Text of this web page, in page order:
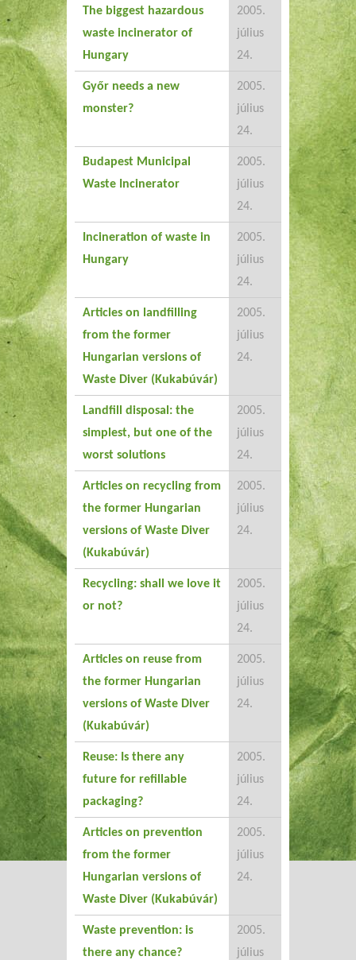
The biggest hazardous
waste incinerator of
Hungary
2005.
július
24.
Győr needs a new
monster?
2005.
július
24.
Budapest Municipal
Waste Incinerator
2005.
július
24.
Incineration of waste in
Hungary
2005.
július
24.
Articles on landfilling
from the former
Hungarian versions of
Waste Diver (Kukabúvár)
2005.
július
24.
Landfill disposal: the
simplest, but one of the
worst solutions
2005.
július
24.
Articles on recycling from
the former Hungarian
versions of Waste Diver
(Kukabúvár)
2005.
július
24.
Recycling: shall we love it
or not?
2005.
július
24.
Articles on reuse from
the former Hungarian
versions of Waste Diver
(Kukabúvár)
2005.
július
24.
Reuse: Is there any
future for refillable
packaging?
2005.
július
24.
Articles on prevention
from the former
Hungarian versions of
Waste Diver (Kukabúvár)
2005.
július
24.
Waste prevention: is
there any chance?
2005.
július